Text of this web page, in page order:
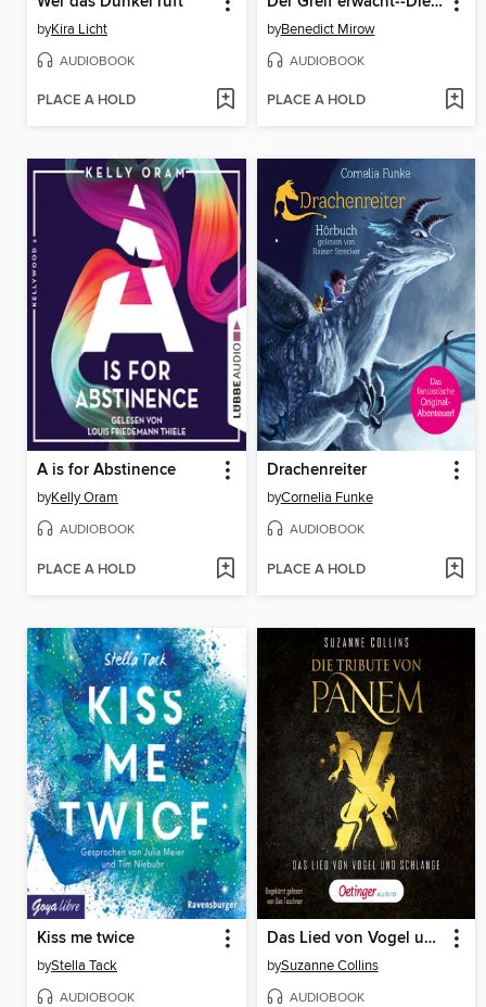
byKira Licht
AUDIOBOOK
PLACE A HOLD
byBenedict Mirow
AUDIOBOOK
PLACE A HOLD
A is for Abstinence
byKelly Oram
AUDIOBOOK
PLACE A HOLD
Drachenreiter
byCornelia Funke
AUDIOBOOK
PLACE A HOLD
Kiss me twice
byStella Tack
AUDIOBOOK
Das Lied von Vogel und Schlange
bySuzanne Collins
AUDIOBOOK